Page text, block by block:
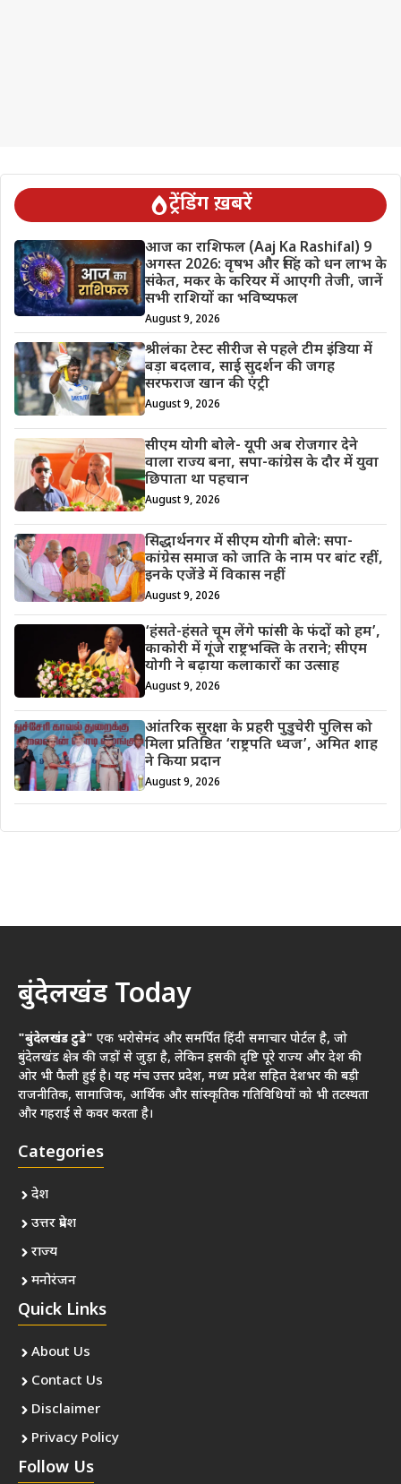
ट्रेंडिंग ख़बरें
आज का राशिफल (Aaj Ka Rashifal) 9
अगस्त 2026: वृषभ और सिंह को धन लाभ के
संकेत, मकर के करियर में आएगी तेजी, जानें
सभी राशियों का भविष्यफल
August 9, 2026
श्रीलंका टेस्ट सीरीज से पहले टीम इंडिया में
बड़ा बदलाव, साई सुदर्शन की जगह
सरफराज खान की एंट्री
August 9, 2026
सीएम योगी बोले- यूपी अब रोजगार देने
वाला राज्य बना, सपा-कांग्रेस के दौर में युवा
छिपाता था पहचान
August 9, 2026
सिद्धार्थनगर में सीएम योगी बोले: सपा-
कांग्रेस समाज को जाति के नाम पर बांट रहीं,
इनके एजेंडे में विकास नहीं
August 9, 2026
‘हंसते-हंसते चूम लेंगे फांसी के फंदों को हम’,
काकोरी में गूंजे राष्ट्रभक्ति के तराने; सीएम
योगी ने बढ़ाया कलाकारों का उत्साह
August 9, 2026
आंतरिक सुरक्षा के प्रहरी पुडुचेरी पुलिस को
मिला प्रतिष्ठित ‘राष्ट्रपति ध्वज’, अमित शाह
ने किया प्रदान
August 9, 2026
बुंदेलखंड Today
"बुंदेलखंड टुडे" एक भरोसेमंद और समर्पित हिंदी समाचार पोर्टल है, जो
बुंदेलखंड क्षेत्र की जड़ों से जुड़ा है, लेकिन इसकी दृष्टि पूरे राज्य और देश की
ओर भी फैली हुई है। यह मंच उत्तर प्रदेश, मध्य प्रदेश सहित देशभर की बड़ी
राजनीतिक, सामाजिक, आर्थिक और सांस्कृतिक गतिविधियों को भी तटस्थता
और गहराई से कवर करता है।
Categories
देश
उत्तर प्रदेश
राज्य
मनोरंजन
Quick Links
About Us
Contact Us
Disclaimer
Privacy Policy
Follow Us